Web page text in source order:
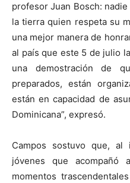
profesor Juan Bosch:
la tierra quien respeta su
una mejor manera de
al país que este 5 de julio
una demostración de
preparados, están
están en capacidad de
Dominicana”, expresó.
Campos sostuvo que,
jóvenes que acompañó
momentos